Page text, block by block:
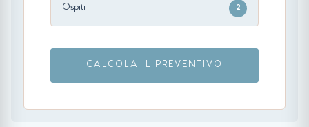
Ospiti 2
CALCOLA IL PREVENTIVO